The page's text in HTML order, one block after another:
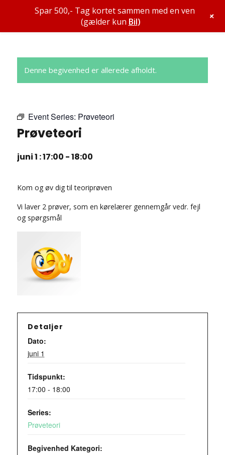
Denne begivenhed er allerede afholdt.
Event Series: Prøveteori
Prøveteori
juni 1 : 17:00 -18:00
Kom og øv dig til teoriprøven
Vi laver 2 prøver, som en kørelærer gennemgår vedr. fejl
og spørgsmål
Detaljer
Dato:
juni 1
Tidspunkt:
17:00 - 18:00
Series:
Prøveteori
Begivenhed Kategori:
Spar 500,- Tag kortet sammen med en ven
(gælder kun Bil) +